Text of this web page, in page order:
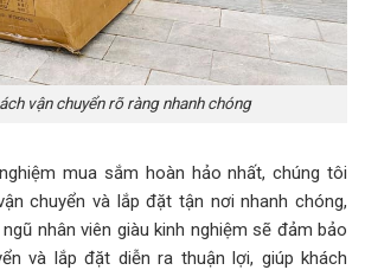
vận chuyển rõ ràng nhanh chóng
mua sắm hoàn hảo nhất, chúng tôi
chuyển và lắp đặt tận nơi nhanh chóng,
nhân viên giàu kinh nghiệm sẽ đảm bảo
và lắp đặt diễn ra thuận lợi, giúp khách